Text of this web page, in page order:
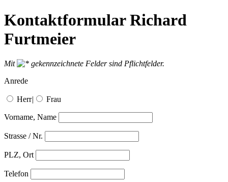
Kontaktformular Richard
Furtmeier
Mit
gekennzeichnete Felder sind Pflichtfelder.
Anrede
Herr| Frau
Vorname, Name
Strasse / Nr.
PLZ, Ort
Telefon